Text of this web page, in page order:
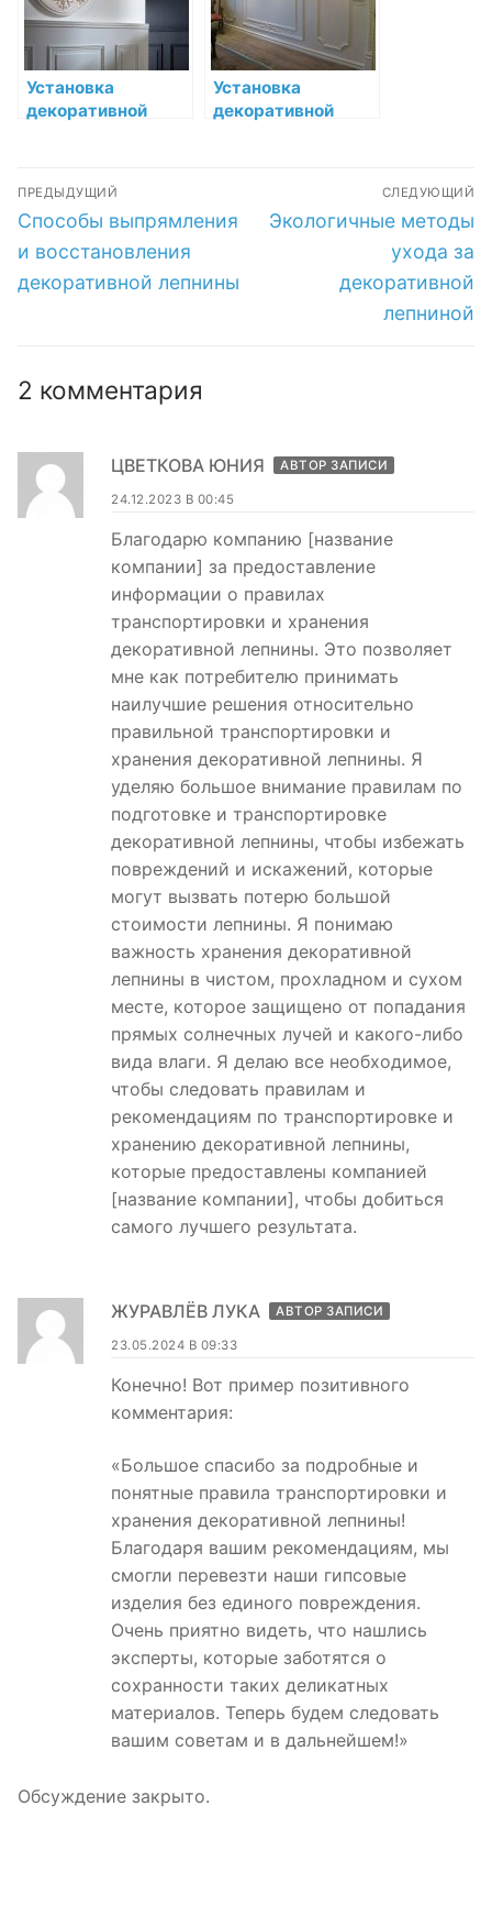
Установка
декоративной
Установка
декоративной
Навигация
по
записям
ПРЕДЫДУЩИЙ
Предыдущая
запись:
Способы выпрямления
и восстановления
декоративной лепнины
СЛЕДУЮЩИЙ
Следующая
Экологичные методы
ухода за
декоративной
лепниной
2 комментария
ЦВЕТКОВА ЮНИЯ АВТОР ЗАПИСИ
24.12.2023 В 00:45
Благодарю компанию [название
компании] за предоставление
информации о правилах
транспортировки и хранения
декоративной лепнины. Это позволяет
мне как потребителю принимать
наилучшие решения относительно
правильной транспортировки и
хранения декоративной лепнины. Я
уделяю большое внимание правилам по
подготовке и транспортировке
декоративной лепнины, чтобы избежать
повреждений и искажений, которые
могут вызвать потерю большой
стоимости лепнины. Я понимаю
важность хранения декоративной
лепнины в чистом, прохладном и сухом
месте, которое защищено от попадания
прямых солнечных лучей и какого-либо
вида влаги. Я делаю все необходимое,
чтобы следовать правилам и
рекомендациям по транспортировке и
хранению декоративной лепнины,
которые предоставлены компанией
[название компании], чтобы добиться
самого лучшего результата.
ЖУРАВЛЁВ ЛУКА АВТОР ЗАПИСИ
23.05.2024 В 09:33
Конечно! Вот пример позитивного
комментария:
«Большое спасибо за подробные и
понятные правила транспортировки и
хранения декоративной лепнины!
Благодаря вашим рекомендациям, мы
смогли перевезти наши гипсовые
изделия без единого повреждения.
Очень приятно видеть, что нашлись
эксперты, которые заботятся о
сохранности таких деликатных
материалов. Теперь будем следовать
вашим советам и в дальнейшем!»
Обсуждение закрыто.